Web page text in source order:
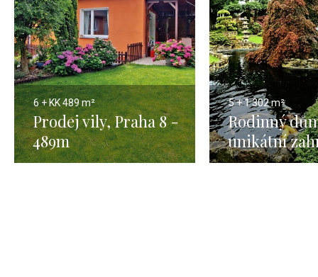
6 + KK489 m²
Prodej vily, Praha 8 -
489m
5 + 1302 m²
Rodinný
unikátní
Praha